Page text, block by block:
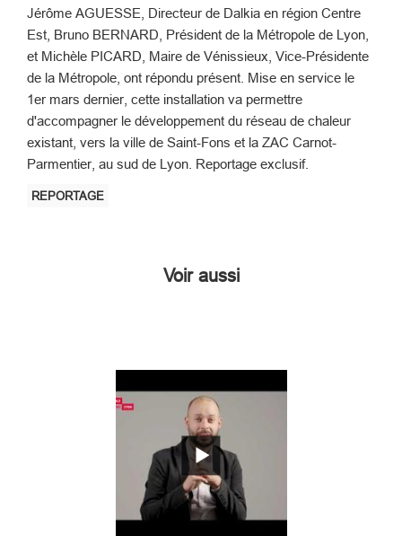
Jérôme AGUESSE, Directeur de Dalkia en région Centre
Est, Bruno BERNARD, Président de la Métropole de Lyon,
et Michèle PICARD, Maire de Vénissieux, Vice-Présidente
de la Métropole, ont répondu présent. Mise en service le
1er mars dernier, cette installation va permettre
d'accompagner le développement du réseau de chaleur
existant, vers la ville de Saint-Fons et la ZAC Carnot-
Parmentier, au sud de Lyon. Reportage exclusif.
REPORTAGE
Voir aussi